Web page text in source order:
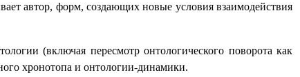
автор, форм, создающих новые условия взаимодействия
(включая пересмотр онтологического поворота как
хронотопа и онтологии-динамики.